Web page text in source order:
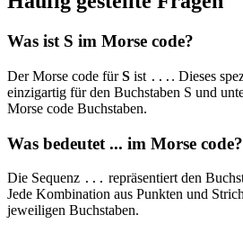
Was ist S im Morse code?
Der Morse code fürS ist ... . Dieses
einzigartig für den Buchstaben S und
Morse code Buchstaben.
Was bedeutet ... im Morse code?
Die Sequenz ... repräsentiert den
Jede Kombination aus Punkten und
jeweiligen Buchstaben.